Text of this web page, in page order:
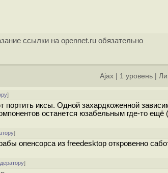
ссылки на opennet.ru обязательно
Ajax 1 уровень
]
иксы. Одной захардкоженной
останется юзабельным где-то
]
опенсорса из freedesktop откровенно
]